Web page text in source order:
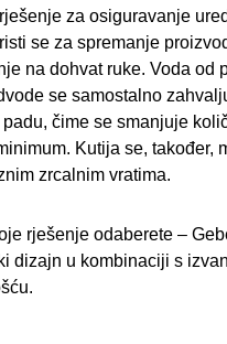
za osiguravanje
se za spremanje
na dohvat ruke. Voda od
se samostalno
čime se smanjuje
Kutija se, također,
zrcalnim vratima.
rješenje odaberete –
dizajn u kombinaciji s